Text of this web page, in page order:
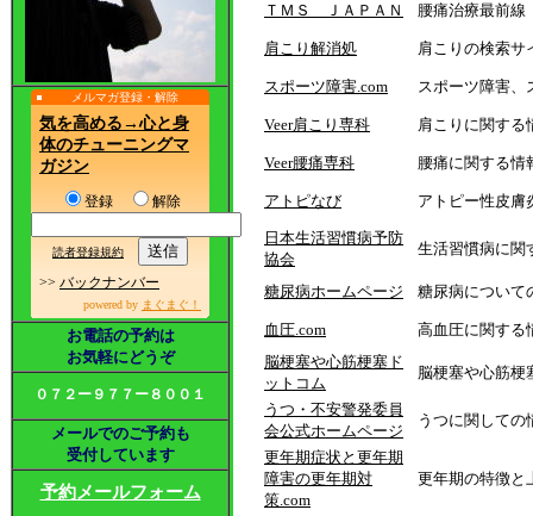
ＴＭＳ ＪＡＰＡＮ 腰痛治療最前線
肩こり解消処 肩こりの検索サ
スポーツ障害.com スポーツ障害、
Veer肩こり専科 肩こりに関する
Veer腰痛専科 腰痛に関する情
アトピなび アトピー性皮膚
日本生活習慣病予防
協会
生活習慣病に関
糖尿病ホームページ 糖尿病について
血圧.com
高血圧に関する
脳梗塞や心筋梗塞ド
ットコム
脳梗塞や心筋梗
うつ・不安警発委員
会公式ホームページ
うつに関しての
更年期症状と更年期
障害の更年期対
策.com
更年期の特徴と
メルマガ登録・解除
気を高める→心と身
体のチューニングマ
ガジン
登録 解除
読者登録規約
>> バックナンバー
powered by まぐまぐ！
お電話の予約は
お気軽にどうぞ
０７２ー９７７ー８００１
メールでのご予約も
受付しています
予約メールフォーム